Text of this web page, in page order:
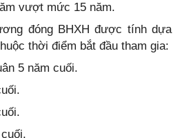
vượt mức 15 năm.
đóng BHXH được tính dựa
thời điểm bắt đầu tham gia:
5 năm cuối.